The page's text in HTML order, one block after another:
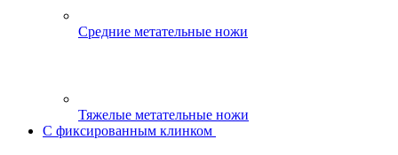
Средние метательные ножи
Тяжелые метательные ножи
С фиксированным клинком